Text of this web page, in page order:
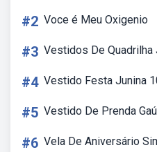
#2 Voce é Meu Oxigenio
#3 Vestidos De Quadrilha
#4 Vestido Festa Junina
#5 Vestido De Prenda
#6 Vela De Aniversário